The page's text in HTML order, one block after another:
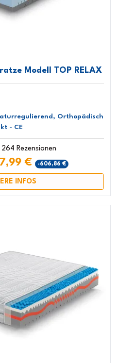
Modell TOP RELAX
Orthopädisch
- CE
264 Rezensionen
€ -606,86 €
INFOS